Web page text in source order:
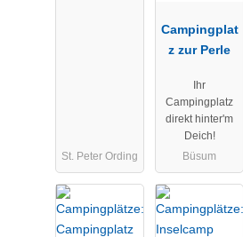
St. Peter Ording
Campingplat
z zur Perle
Ihr
Campingplatz
direkt hinter'm
Deich!
Büsum